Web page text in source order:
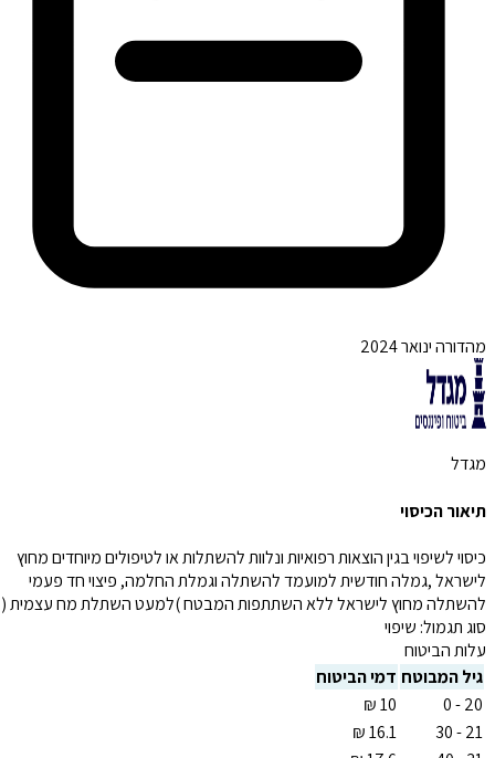
מהדורה ינואר 2024
מגדל
תיאור הכיסוי
כיסוי לשיפוי בגין הוצאות רפואיות ונלוות להשתלות או לטיפולים מיוחדים מחוץ
לישראל ,גמלה חודשית למועמד להשתלה וגמלת החלמה, פיצוי חד פעמי
להשתלה מחוץ לישראל ללא השתתפות המבטח )למעט השתלת מח עצמית (
סוג תגמול:שיפוי
עלות הביטוח
גיל המבוטחדמי הביטוח
20 - 0
21 - 30